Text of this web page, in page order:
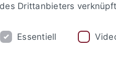
des Drittanbieters
Essentiell